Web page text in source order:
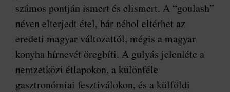
számos pontján ismert és elismert. A “goulash”
néven elterjedt étel, bár néhol eltérhet az
eredeti magyar változattól, mégis a magyar
konyha hírnevét öregbíti. A gulyás jelenléte a
nemzetközi étlapokon, a különféle
gasztronómiai fesztiválokon, és a külföldi